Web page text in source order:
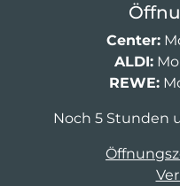
Center:
ALDI:Mo
REWE:
Noch 5 Stunden